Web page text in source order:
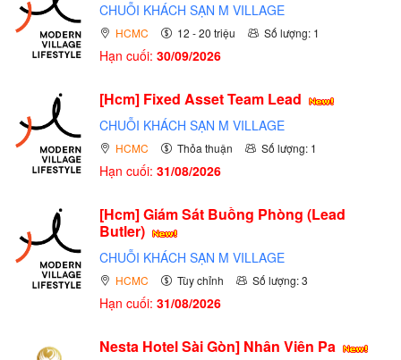
CHUỖI KHÁCH SẠN M VILLAGE
HCMC 12 - 20 triệu Số lượng: 1
Hạn cuối: 30/09/2026
[Hcm] Fixed Asset Team Lead
CHUỖI KHÁCH SẠN M VILLAGE
HCMC Thỏa thuận Số lượng: 1
Hạn cuối: 31/08/2026
[Hcm] Giám Sát Buồng Phòng (Lead
Butler)
CHUỖI KHÁCH SẠN M VILLAGE
HCMC Tùy chỉnh Số lượng: 3
Hạn cuối: 31/08/2026
Nesta Hotel Sài Gòn] Nhân Viên Pa